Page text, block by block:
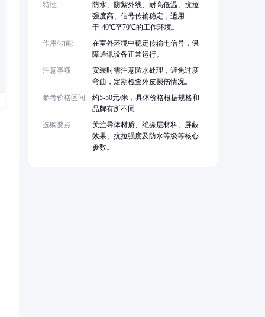
特性
防水、防紫外线、耐高低温、抗拉
强度高、信号传输稳定，适用
于-40℃至70℃的工作环境。
作用/功能
在室外环境中稳定传输电信号，保
障通讯设备正常运行。
注意事项
安装时需注意防水处理，避免过度
弯曲，定期检查外皮损伤情况。
参考价格区间
约5-50元/米，具体价格根据规格和
品牌有所不同
选购要点
关注导体材质、绝缘层材料、屏蔽
效果、抗拉强度及防水等级等核心
参数。